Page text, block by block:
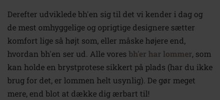
Derefter udviklede bh'en sig til det vi kender i dag og
de mest omhyggelige og oprigtige designere sætter
komfort lige så højt som, eller måske højere end,
hvordan bh'en ser ud. Alle vores bh'er har lommer, som
kan holde en brystprotese sikkert på plads (har du ikke
brug for det, er lommen helt usynlig). De gør meget
mere, end blot at dække dig ærbart til!